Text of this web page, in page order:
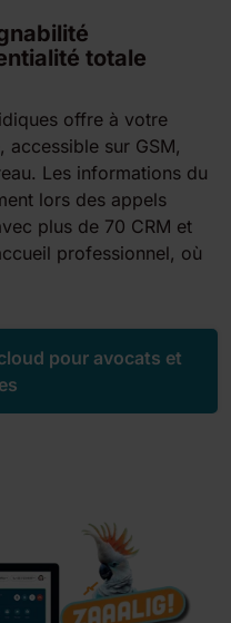
totale
offre à votre
accessible sur GSM,
Les informations du
lors des appels
plus de 70 CRM et
professionnel, où
pour avocats et